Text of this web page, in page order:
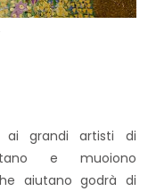
ai grandi artisti di
e muoiono
aiutano godrà di